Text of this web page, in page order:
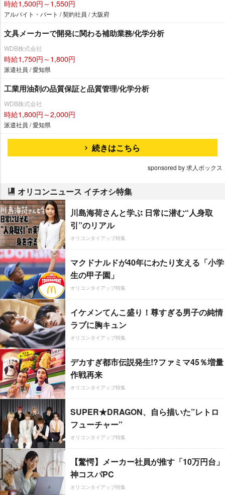
時給1,500円～1,550円
アルバイト・パート / 契約社員 / 大阪府
文具メーカーで開発に関わる補助業務/化学分析
WDB株式会社
時給1,750円～1,800円
派遣社員 / 愛知県
工業用油剤の品質保証と品質管理/化学分析
WDB株式会社
時給1,800円～2,000円
派遣社員 / 愛知県
続きはこちら
sponsored by 求人ボックス
オリコンニュース イチオシ特集
川島海荷さんと学ぶ 日常に潜む“人身取
引”のリアル
オリコンタイアップ特集
マクドナルドが40年にわたり支える「小学
生の甲子園」
オリコンタイアップ特集
イケメンてんこ盛り！尊すぎる男子の純情
ラブに胸キュン
オリコンタイアップ特集
デカすぎ都市伝説発生!?ファミマ45％増量
作戦再来
オリコンタイアップ特集
SUPER★DRAGON、自ら描いた”レトロ
フューチャー”
オリコンタイアップ特集
【驚愕】メーカー社員が推す「10万円台」
神コスパPC
オリコンタイアップ特集